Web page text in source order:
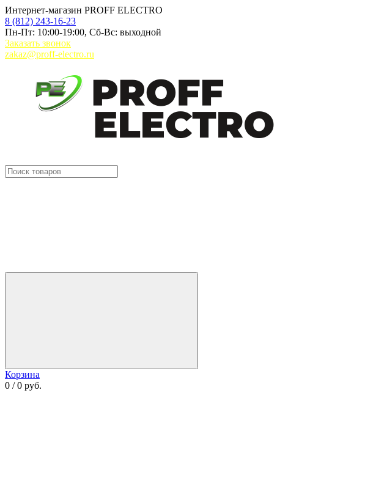
Интернет-магазин PROFF ELECTRO
8 (812) 243-16-23
Пн-Пт: 10:00-19:00, Сб-Вс: выходной
Заказать звонок
zakaz@proff-electro.ru
Корзина
0 / 0 руб.